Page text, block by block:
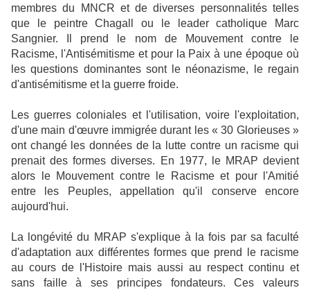
membres du MNCR et de diverses personnalités telles
que le peintre Chagall ou le leader catholique Marc
Sangnier. Il prend le nom de Mouvement contre le
Racisme, l'Antisémitisme et pour la Paix à une époque où
les questions dominantes sont le néonazisme, le regain
d'antisémitisme et la guerre froide.
Les guerres coloniales et l'utilisation, voire l'exploitation,
d'une main d'œuvre immigrée durant les « 30 Glorieuses »
ont changé les données de la lutte contre un racisme qui
prenait des formes diverses. En 1977, le MRAP devient
alors le Mouvement contre le Racisme et pour l'Amitié
entre les Peuples, appellation qu'il conserve encore
aujourd'hui.
La longévité du MRAP s'explique à la fois par sa faculté
d'adaptation aux différentes formes que prend le racisme
au cours de l'Histoire mais aussi au respect continu et
sans faille à ses principes fondateurs. Ces valeurs